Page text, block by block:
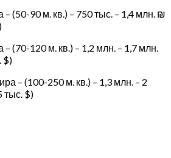
– (50-90 м. кв.) – 750 тыс. – 1,4 млн. ₪
(70-120 м. кв.) – 1,2 млн. – 1,7 млн.
$)
– (100-250 м. кв.) – 1,3 млн. – 2
тыс. $)